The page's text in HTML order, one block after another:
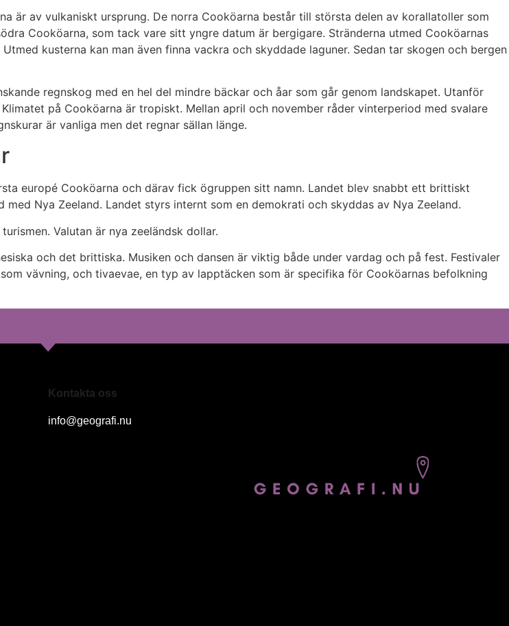
är av vulkaniskt ursprung. De norra Cooköarna består till största delen av korallatoller som
Cooköarna, som tack vare sitt yngre datum är bergigare. Stränderna utmed Cooköarnas
kusterna kan man även finna vackra och skyddade laguner. Sedan tar skogen och bergen
regnskog med en hel del mindre bäckar och åar som går genom landskapet. Utanför
på Cooköarna är tropiskt. Mellan april och november råder vinterperiod med svalare
är vanliga men det regnar sällan länge.
europé Cooköarna och därav fick ögruppen sitt namn. Landet blev snabbt ett brittiskt
Nya Zeeland. Landet styrs internt som en demokrati och skyddas av Nya Zeeland.
Valutan är nya zeeländsk dollar.
och det brittiska. Musiken och dansen är viktig både under vardag och på fest. Festivaler
vävning, och tivaevae, en typ av lapptäcken som är specifika för Cooköarnas befolkning
Kontakta oss
info@geografi.nu